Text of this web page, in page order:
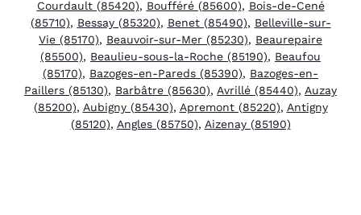
Courdault (85420), Boufféré (85600), Bois-de-Cené
(85710), Bessay (85320), Benet (85490), Belleville-sur-
Vie (85170), Beauvoir-sur-Mer (85230), Beaurepaire
(85500), Beaulieu-sous-la-Roche (85190), Beaufou
(85170), Bazoges-en-Pareds (85390), Bazoges-en-
Paillers (85130), Barbâtre (85630), Avrillé (85440), Auzay
(85200), Aubigny (85430), Apremont (85220), Antigny
(85120), Angles (85750), Aizenay (85190)